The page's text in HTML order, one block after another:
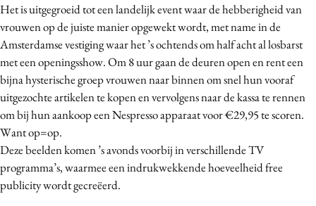
Reputatie & crisis
Het is uitgegroeid tot een landelijk event waar de hebberigheid van
vrouwen op de juiste manier opgewekt wordt, met name in de
Amsterdamse vestiging waar het ’s ochtends om half acht al losbarst
met een openingsshow. Om 8 uur gaan de deuren open en rent een
bijna hysterische groep vrouwen naar binnen om snel hun vooraf
uitgezochte artikelen te kopen en vervolgens naar de kassa te rennen
om bij hun aankoop een Nespresso apparaat voor €29,95 te scoren.
Want op=op.
Deze beelden komen ’s avonds voorbij in verschillende TV
programma’s, waarmee een indrukwekkende hoeveelheid free
publicity wordt gecreëerd.